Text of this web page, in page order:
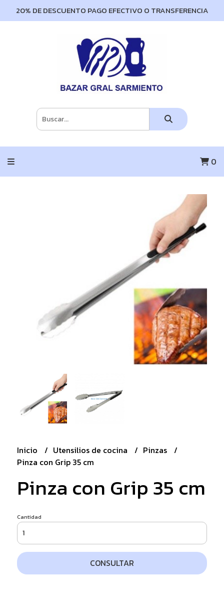
20% DE DESCUENTO PAGO EFECTIVO O TRANSFERENCIA
0
Inicio Utensilios de cocina
Pinzas
Pinza con Grip 35 cm
Pinza con Grip 35 cm
Cantidad
CONSULTAR